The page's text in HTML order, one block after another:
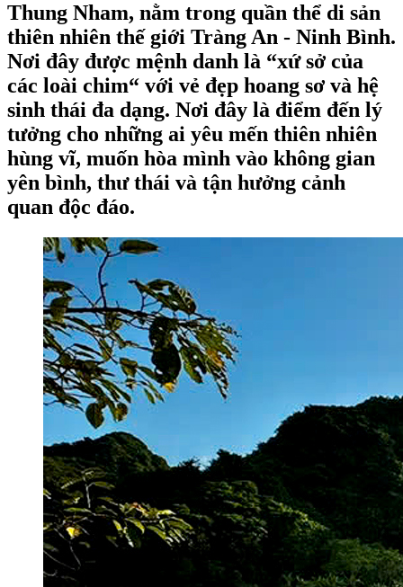
Thung Nham, nằm trong quần thể di sản
thiên nhiên thế giới Tràng An - Ninh Bình.
Nơi đây được mệnh danh là “xứ sở của
các loài chim“ với vẻ đẹp hoang sơ và hệ
sinh thái đa dạng. Nơi đây là điểm đến lý
tưởng cho những ai yêu mến thiên nhiên
hùng vĩ, muốn hòa mình vào không gian
yên bình, thư thái và tận hưởng cảnh
quan độc đáo.